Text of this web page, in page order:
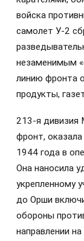
войска
самолет У-2
незаменимым
линию фронта
продукты,
213-я дивизия
фронт,
1944 года в
Она наносила
укрепленному
до Орши
обороны
направлении